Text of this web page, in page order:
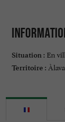
Situation : En
Territoire : Àlava